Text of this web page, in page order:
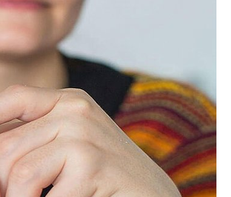
الهلال الأحمر الفلسطيني: إصابة ضابطي إسعاف جراء
صفارات الإنذار في أوفاريم بالضفة الغربية خشية عملية
تحليق للطيران الحربي الإسرائيلي على علو منخفض في
رويترز عن مصفاة الزاوية الليبية: مسيرة أصابت
أكثر من 1059 مستوطنًا اقتحموا المسجد الأقصى المبارك خلال الأسبوع الماضي